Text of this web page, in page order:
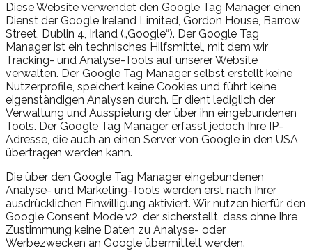
Diese Website verwendet den Google Tag Manager, einen
Dienst der Google Ireland Limited, Gordon House, Barrow
Street, Dublin 4, Irland („Google“). Der Google Tag
Manager ist ein technisches Hilfsmittel, mit dem wir
Tracking- und Analyse-Tools auf unserer Website
verwalten. Der Google Tag Manager selbst erstellt keine
Nutzerprofile, speichert keine Cookies und führt keine
eigenständigen Analysen durch. Er dient lediglich der
Verwaltung und Ausspielung der über ihn eingebundenen
Tools. Der Google Tag Manager erfasst jedoch Ihre IP-
Adresse, die auch an einen Server von Google in den USA
übertragen werden kann.
Die über den Google Tag Manager eingebundenen
Analyse- und Marketing-Tools werden erst nach Ihrer
ausdrücklichen Einwilligung aktiviert. Wir nutzen hierfür den
Google Consent Mode v2, der sicherstellt, dass ohne Ihre
Zustimmung keine Daten zu Analyse- oder
Werbezwecken an Google übermittelt werden.